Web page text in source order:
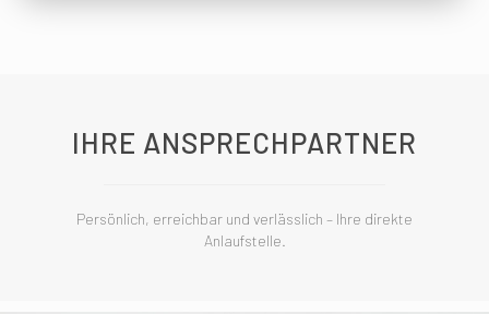
IHRE ANSPRECHPARTNER
Persönlich, erreichbar und verlässlich – Ihre direkte
Anlaufstelle.